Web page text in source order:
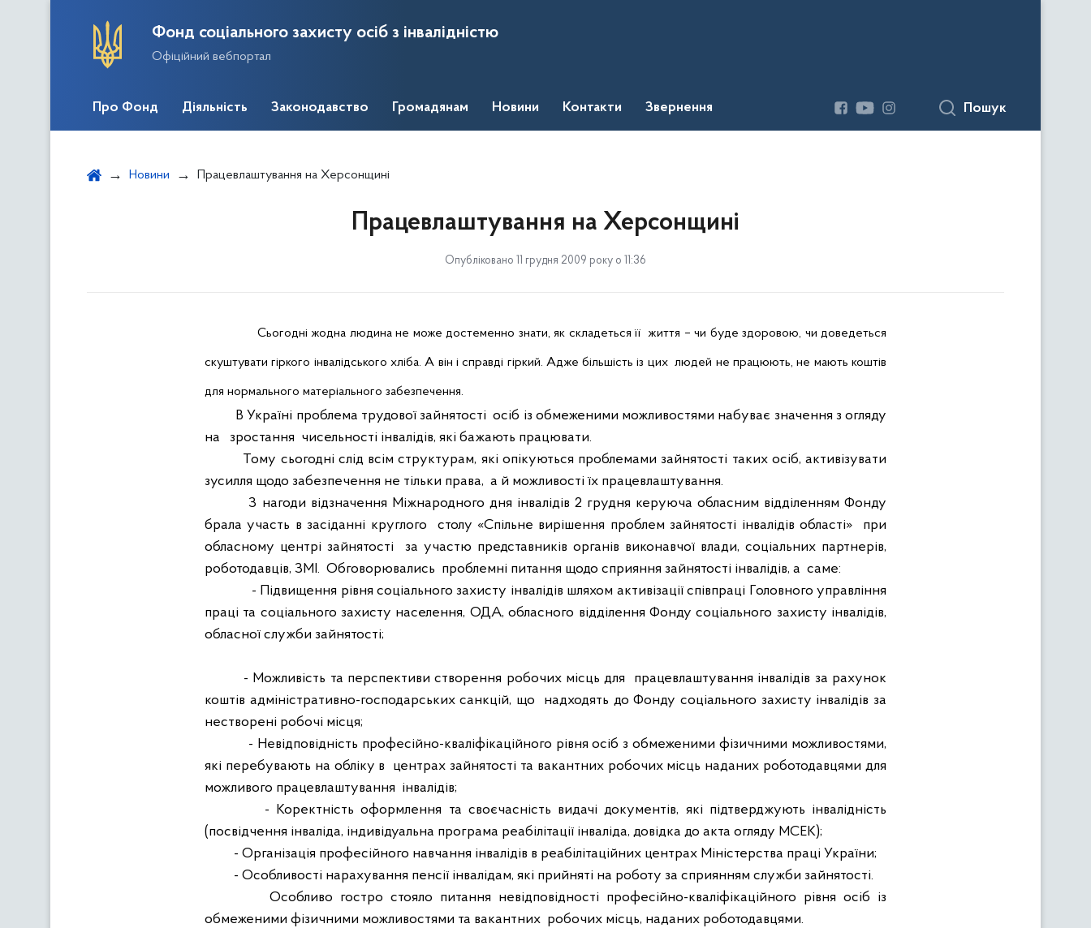
Фонд соціального захисту осіб з інвалідністю
Офіційний вебпортал
Про Фонд Діяльність Законодавство Громадянам Новини Контакти Звернення Пошук
Новини Працевлаштування на Херсонщині
Працевлаштування на Херсонщині
Опубліковано 11 грудня 2009 року о 11:36
Сьогодні жодна людина не може достеменно знати, як складеться її життя – чи буде здоровою, чи доведеться
скуштувати гіркого інвалідського хліба. А він і справді гіркий. Адже більшість із цих людей не працюють, не мають коштів
для нормального матеріального забезпечення.
В Україні проблема трудової зайнятості осіб із обмеженими можливостями набуває значення з огляду
на
зростання чисельності інвалідів, які бажають працювати.
Тому сьогодні слід всім структурам, які опікуються проблемами зайнятості таких осіб, активізувати
зусилля щодо забезпечення не тільки права, а й можливості їх працевлаштування.
З нагоди відзначення Міжнародного дня інвалідів 2 грудня керуюча обласним відділенням Фонду
брала участь в засіданні круглого
столу «Спільне вирішення проблем зайнятості інвалідів області»
при
обласному центрі зайнятості
за участю представників органів виконавчої влади, соціальних партнерів,
роботодавців, ЗМІ. Обговорювались проблемні питання щодо сприяння зайнятості інвалідів, а саме:
- Підвищення рівня соціального захисту інвалідів шляхом активізації співпраці Головного управління
праці та соціального захисту населення, ОДА, обласного відділення Фонду соціального захисту інвалідів,
обласної служби зайнятості;
- Можливість та перспективи створення робочих місць для
працевлаштування інвалідів за рахунок
коштів адміністративно-господарських санкцій, що
надходять до Фонду соціального захисту інвалідів за
нестворені робочі місця;
- Невідповідність професійно-кваліфікаційного рівня осіб з обмеженими фізичними можливостями,
які перебувають на обліку в
центрах зайнятості та вакантних робочих місць наданих роботодавцями для
можливого працевлаштування інвалідів;
- Коректність оформлення та своєчасність видачі документів, які підтверджують інвалідність
(посвідчення інваліда, індивідуальна програма реабілітації інваліда, довідка до акта огляду МСЕК);
- Організація професійного навчання інвалідів в реабілітаційних центрах Міністерства праці України;
- Особливості нарахування пенсії інвалідам, які прийняті на роботу за сприянням служби зайнятості.
Особливо гостро стояло питання невідповідності професійно-кваліфікаційного рівня осіб із
обмеженими фізичними можливостями та вакантних робочих місць, наданих роботодавцями.